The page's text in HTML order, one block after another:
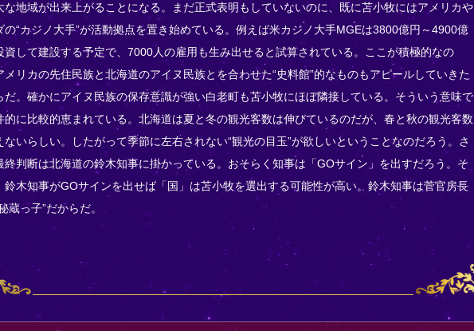
な地域が出来上がることになる。まだ正式表明もしていないのに、既に苫小牧にはアメリカや
の“カジノ大手”が活動拠点を置き始めている。例えば米カジノ大手MGEは3800億円～4900億
資して建設する予定で、7000人の雇用も生み出せると試算されている。ここが積極的なの
メリカの先住民族と北海道のアイヌ民族とを合わせた“史料館”的なものもアピールしていきた
だ。確かにアイヌ民族の保存意識が強い白老町も苫小牧にほぼ隣接している。そういう意味で
的に比較的恵まれている。北海道は夏と冬の観光客数は伸びているのだが、春と秋の観光客数
ないらしい。したがって季節に左右されない“観光の目玉”が欲しいということなのだろう。さ
終判断は北海道の鈴木知事に掛かっている。おそらく知事は「GOサイン」を出すだろう。そ
鈴木知事がGOサインを出せば「国」は苫小牧を選出する可能性が高い。鈴木知事は菅官房長
蔵っ子”だからだ。